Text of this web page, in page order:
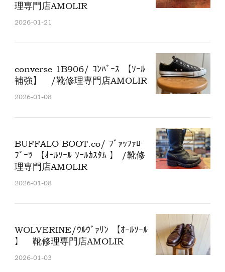
理専門店AMOLIR
2026-01-21
converse 1B906/ ｺﾝﾊﾞｰｽ 【ｿｰﾙ
補強】 /靴修理専門店AMOLIR
2026-01-08
BUFFALO BOOT.co/ ﾌﾞｧｯﾌｧﾛｰ
ﾌﾞｰﾂ 【ｵｰﾙｿｰﾙ ｿｰﾙｶｽﾀﾑ 】 /靴修
理専門店AMOLIR
2026-01-08
WOLVERINE/ｳﾙｳﾞｧﾘﾝ 【ｵｰﾙｿｰﾙ
】 靴修理専門店AMOLIR
2026-01-03